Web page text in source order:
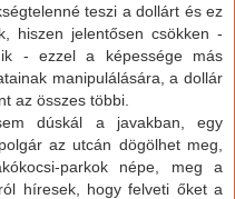
teszi a dollárt és ez
hiszen jelentősen csökken -
- ezzel a képessége más
manipulálására, a dollár
az összes többi.
dúskál a javakban, egy
az utcán dögölhet meg,
parkok népe, meg a
híresek, hogy felveti őket a